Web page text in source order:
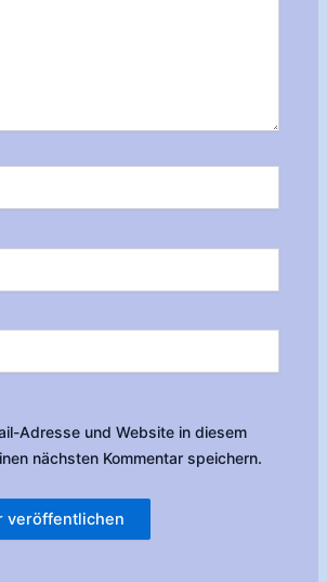
Adresse und Website in diesem
nächsten Kommentar speichern.